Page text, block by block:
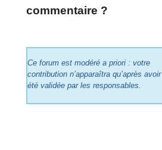
commentaire ?
Ce forum est modéré a priori : votre
contribution n’apparaîtra qu’après avoir
été validée par les responsables.